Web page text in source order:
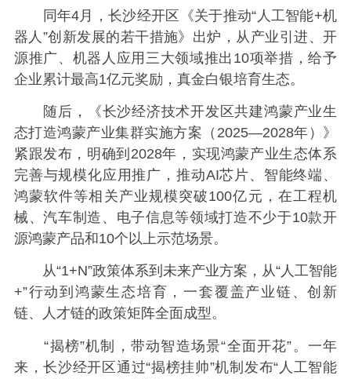
同年4月，长沙经开区《关于推动“人工智能+机
器人”创新发展的若干措施》出炉，从产业引进、开
源推广、机器人应用三大领域推出10项举措，给予
企业累计最高1亿元奖励，真金白银培育生态。
随后，《长沙经济技术开发区共建鸿蒙产业生
态打造鸿蒙产业集群实施方案（2025—2028年）》
紧跟发布，明确到2028年，实现鸿蒙产业生态体系
完善与规模化应用推广，推动AI芯片、智能终端、
鸿蒙软件等相关产业规模突破100亿元，在工程机
械、汽车制造、电子信息等领域打造不少于10款开
源鸿蒙产品和10个以上示范场景。
从“1+N”政策体系到未来产业方案，从“人工智能
+”行动到鸿蒙生态培育，一套覆盖产业链、创新
链、人才链的政策矩阵全面成型。
“揭榜”机制，带动智造场景“全面开花”。一年
来，长沙经开区通过“揭榜挂帅”机制发布“人工智能